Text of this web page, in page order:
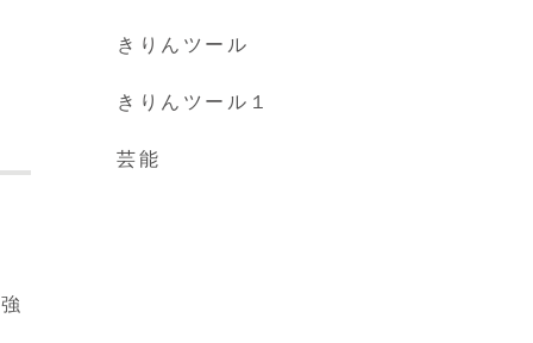
きりんツール
きりんツール１
芸能